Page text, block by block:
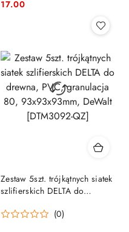
Cena:
Cena:
17.00
Zestaw 5szt. trójkątnych siatek
szlifierskich DELTA do
93x93x93mm, DeWalt
(0)